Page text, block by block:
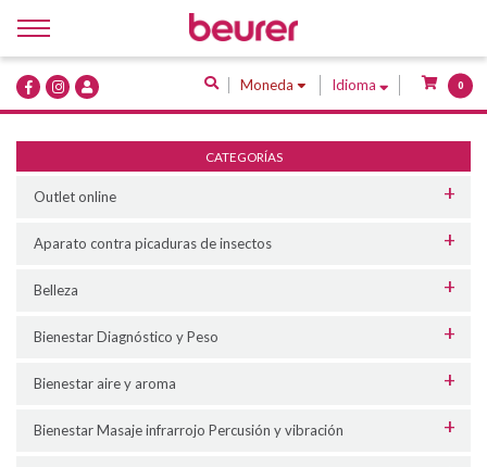
Moneda Idioma 0
Inicio
Quiénes Somos
Servicios
CATEGORÍAS
Outlet online
Aparato contra picaduras de insectos
Belleza
Bienestar Diagnóstico y Peso
Bienestar aire y aroma
Bienestar Masaje infrarrojo Percusión y vibración